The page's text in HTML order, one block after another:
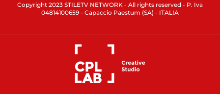
Copyright 2023 STILETV NETWORK - All rights reserved - P. Iva
04814100659 - Capaccio Paestum (SA) - ITALIA